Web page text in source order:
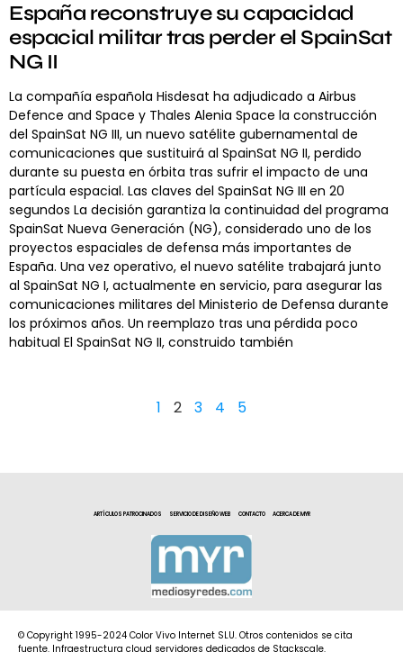
España reconstruye su capacidad
espacial militar tras perder el SpainSat
NG II
La compañía española Hisdesat ha adjudicado a Airbus
Defence and Space y Thales Alenia Space la construcción
del SpainSat NG III, un nuevo satélite gubernamental de
comunicaciones que sustituirá al SpainSat NG II, perdido
durante su puesta en órbita tras sufrir el impacto de una
partícula espacial. Las claves del SpainSat NG III en 20
segundos La decisión garantiza la continuidad del programa
SpainSat Nueva Generación (NG), considerado uno de los
proyectos espaciales de defensa más importantes de
España. Una vez operativo, el nuevo satélite trabajará junto
al SpainSat NG I, actualmente en servicio, para asegurar las
comunicaciones militares del Ministerio de Defensa durante
los próximos años. Un reemplazo tras una pérdida poco
habitual El SpainSat NG II, construido también
1 2 3 4 5
ARTÍCULOS PATROCINADOS SERVICIO DE DISEÑO WEB CONTACTO ACERCA DE MYR
© Copyright 1995-2024 Color Vivo Internet SLU. Otros contenidos se cita
fuente. Infraestructura cloud servidores dedicados de Stackscale.